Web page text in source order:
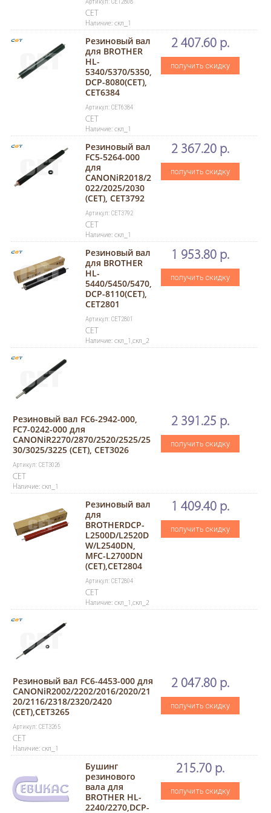
CET
Наличие: скл_1
Резиновый вал
для BROTHER
HL-
5340/5370/5350,
DCP-8080(CET),
CET6384
Артикул: CET6384
CET
Наличие: скл_1
2 407.60 р.
получить скидку
Резиновый вал
FC5-5264-000
для
CANONiR2018/2
022/2025/2030
(CET), CET3792
Артикул: CET3792
CET
Наличие: скл_1
2 367.20 р.
получить скидку
Резиновый вал
для BROTHER
HL-
5440/5450/5470,
DCP-8110(CET),
CET2801
Артикул: CET2801
CET
Наличие: скл_1,скл_2
1 953.80 р.
получить скидку
Резиновый вал FC6-2942-000,
FC7-0242-000 для
CANONiR2270/2870/2520/2525/25
30/3025/3225 (CET), CET3026
Артикул: CET3026
CET
Наличие: скл_1
2 391.25 р.
получить скидку
Резиновый вал
для
BROTHERDCP-
L2500D/L2520D
W/L2540DN,
MFC-L2700DN
(CET),CET2804
Артикул: CET2804
CET
Наличие: скл_1,скл_2
1 409.40 р.
получить скидку
Резиновый вал FC6-4453-000 для
CANONiR2002/2202/2016/2020/21
20/2116/2318/2320/2420
(CET),CET3265
Артикул: CET3265
CET
Наличие: скл_1
2 047.80 р.
получить скидку
Бушинг
резинового
вала для
BROTHER HL-
2240/2270,DCP-
215.70 р.
получить скидку